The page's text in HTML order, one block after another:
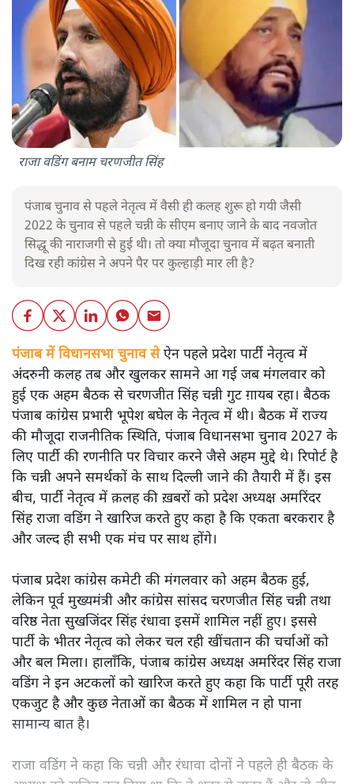
राजा वडिंग बनाम चरणजीत सिंह
पंजाब चुनाव से पहले नेतृत्व में वैसी ही कलह शुरू हो गयी जैसी
2022 के चुनाव से पहले चन्नी के सीएम बनाए जाने के बाद नवजोत
सिद्धू की नाराजगी से हुई थी। तो क्या मौजूदा चुनाव में बढ़त बनाती
दिख रही कांग्रेस ने अपने पैर पर कुल्हाड़ी मार ली है?
पंजाब में विधानसभा चुनाव सेऐन पहले प्रदेश पार्टी नेतृत्व में
अंदरुनी कलह तब और खुलकर सामने आ गई जब मंगलवार को
हुई एक अहम बैठक से चरणजीत सिंह चन्नी गुट ग़ायब रहा। बैठक
पंजाब कांग्रेस प्रभारी भूपेश बघेल के नेतृत्व में थी। बैठक में राज्य
की मौजूदा राजनीतिक स्थिति, पंजाब विधानसभा चुनाव 2027 के
लिए पार्टी की रणनीति पर विचार करने जैसे अहम मुद्दे थे। रिपोर्ट है
कि चन्नी अपने समर्थकों के साथ दिल्ली जाने की तैयारी में हैं। इस
बीच, पार्टी नेतृत्व में क़लह की ख़बरों को प्रदेश अध्यक्ष अमरिंदर
सिंह राजा वडिंग ने खारिज करते हुए कहा है कि एकता बरकरार है
और जल्द ही सभी एक मंच पर साथ होंगे।
पंजाब प्रदेश कांग्रेस कमेटी की मंगलवार को अहम बैठक हुई,
लेकिन पूर्व मुख्यमंत्री और कांग्रेस सांसद चरणजीत सिंह चन्नी तथा
वरिष्ठ नेता सुखजिंदर सिंह रंधावा इसमें शामिल नहीं हुए। इससे
पार्टी के भीतर नेतृत्व को लेकर चल रही खींचतान की चर्चाओं को
और बल मिला। हालाँकि, पंजाब कांग्रेस अध्यक्ष अमरिंदर सिंह राजा
वडिंग ने इन अटकलों को खारिज करते हुए कहा कि पार्टी पूरी तरह
एकजुट है और कुछ नेताओं का बैठक में शामिल न हो पाना
सामान्य बात है।
राजा वडिंग ने कहा कि चन्नी और रंधावा दोनों ने पहले ही बैठक के